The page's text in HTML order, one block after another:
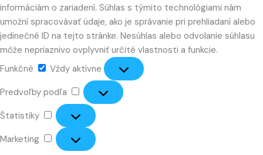
informáciám o zariadení. Súhlas s týmito technológiami nám
umožní spracovávať údaje, ako je správanie pri prehliadaní alebo
jedinečné ID na tejto stránke. Nesúhlas alebo odvolanie súhlasu
môže nepriaznivo ovplyvniť určité vlastnosti a funkcie.
Funkčné
Vždy aktívne
Predvoľby podľa
Štatistiky
Marketing